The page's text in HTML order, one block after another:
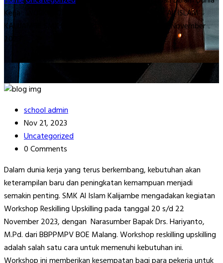
Kerja : WORKSHOP RESKILLING UPSKILLING SMK AL ISLAM
KALIJAMBE SMK PUSAT KEUNGGULAN 20 s/d 22 November
2023”
school admin
Nov 21, 2023
Uncategorized
0 Comments
Dalam dunia kerja yang terus berkembang, kebutuhan akan
keterampilan baru dan peningkatan kemampuan menjadi
semakin penting. SMK Al Islam Kalijambe mengadakan kegiatan
Workshop Reskilling Upskilling pada tanggal 20 s/d 22
November 2023, dengan Narasumber Bapak Drs. Hariyanto,
M.Pd. dari BBPPMPV BOE Malang. Workshop reskilling upskilling
adalah salah satu cara untuk memenuhi kebutuhan ini.